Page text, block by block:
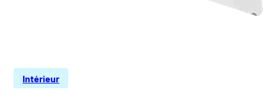
Intérieur